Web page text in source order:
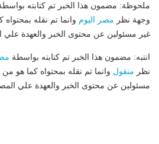
ملحوظة: مضمون هذا الخبر تم كتابته
وجهة نظر مصر اليوم وانما تم نقله
غير مسئولين عن محتوى الخبر والعهدة علي
انتبه: مضمون هذا الخبر تم كتابته بواسطة
نظر منقول وانما تم نقله بمحتواه كما هو من
مسئولين عن محتوى الخبر والعهدة علي